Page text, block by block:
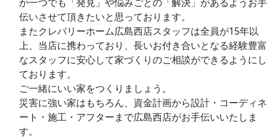
伝いさせて頂きたいと思っております。
またクレバリーホーム広島西店スタッフは全員が15年以
上、当店に携わっており、長いお付き合いとなる経験豊富
なスタッフに安心して家づくりのご相談ができるようにし
ております。
ご一緒にいい家をつくりましょう。
災害に強い家はもちろん、資金計画から設計・コーディネ
ート・施工・アフターまで広島西店がお手伝いいたしま
す。